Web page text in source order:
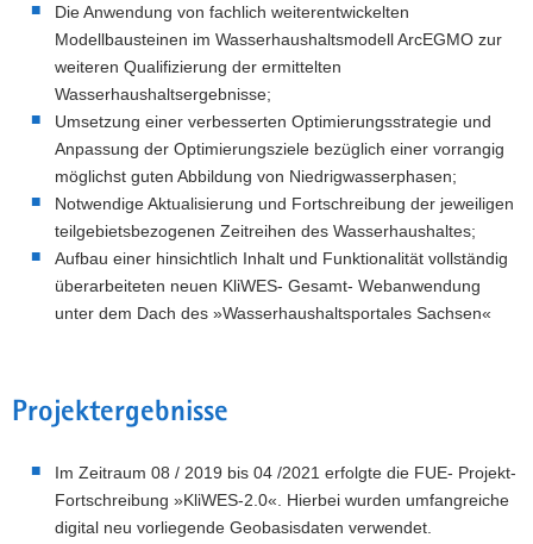
Die Anwendung von fachlich weiterentwickelten
Modellbausteinen im Wasserhaushaltsmodell ArcEGMO zur
weiteren Qualifizierung der ermittelten
Wasserhaushaltsergebnisse;
Umsetzung einer verbesserten Optimierungsstrategie und
Anpassung der Optimierungsziele bezüglich einer vorrangig
möglichst guten Abbildung von Niedrigwasserphasen;
Notwendige Aktualisierung und Fortschreibung der jeweiligen
teilgebietsbezogenen Zeitreihen des Wasserhaushaltes;
Aufbau einer hinsichtlich Inhalt und Funktionalität vollständig
überarbeiteten neuen KliWES- Gesamt- Webanwendung
unter dem Dach des »Wasserhaushaltsportales Sachsen«
Projektergebnisse
Im Zeitraum 08 / 2019 bis 04 /2021 erfolgte die FUE- Projekt-
Fortschreibung »KliWES-2.0«. Hierbei wurden umfangreiche
digital neu vorliegende Geobasisdaten verwendet.